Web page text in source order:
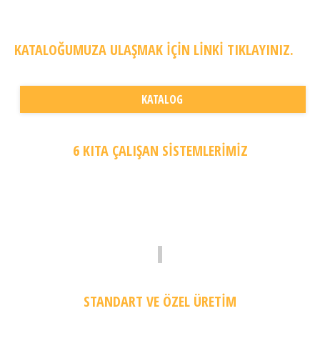
KATALOĞUMUZA ULAŞMAK IÇIN LINKI TIKLAYINIZ.
KATALOG
6 KITA ÇALIŞAN SİSTEMLERİMİZ
STANDART VE ÖZEL ÜRETİM